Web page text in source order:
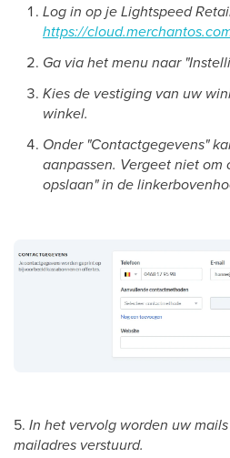
Log in op je Lightspeed
https://
Ga via het menu naar
Kies de vestiging van uw
winkel.
Onder "Contactgegevens"
aanpassen. Vergeet niet om
opslaan" in de
5. In het vervolg worden uw
mailadres verstuurd.